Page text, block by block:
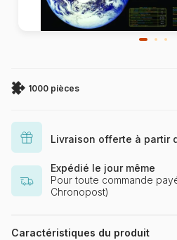
1000 pièces
Livraison offerte à partir
Expédié le jour même
Pour toute commande
Chronopost)
Caractéristiques du produit